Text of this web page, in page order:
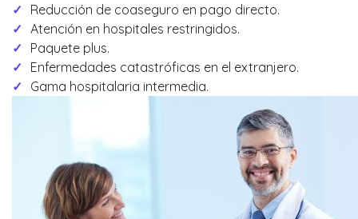
Reducción de coaseguro en pago directo.
Atención en hospitales restringidos.
Paquete plus.
Enfermedades catastróficas en el extranjero.
Gama hospitalaria intermedia.